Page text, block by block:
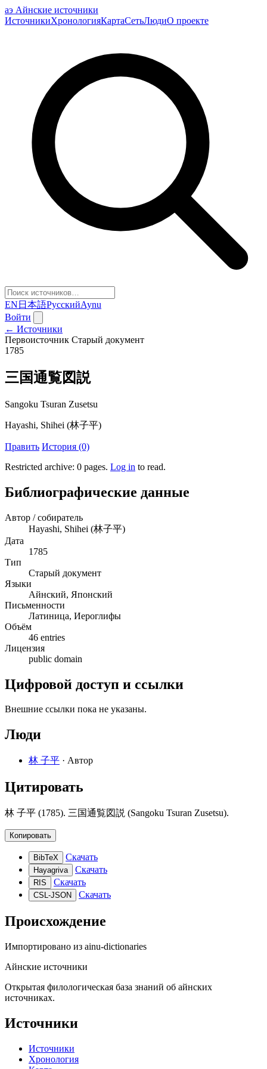
аэ Айнские источники
ИсточникиХронологияКартаСетьЛюдиО проекте
EN 日本語РусскийAynu
Войти
← Источники
Первоисточник Старый документ
1785
三国通覧図説
Sangoku Tsuran Zusetsu
Hayashi, Shihei (林子平)
Править История (0)
Restricted archive: 0 pages. Log in to read.
Библиографические данные
Автор / собиратель
Hayashi, Shihei (林子平)
Дата
1785
Тип
Старый документ
Языки
Айнский, Японский
Письменности
Латиница, Иероглифы
Объём
46 entries
Лицензия
public domain
Цифровой доступ и ссылки
Внешние ссылки пока не указаны.
Люди
林 子平 · Автор
Цитировать
林 子平 (1785). 三国通覧図説 (Sangoku Tsuran Zusetsu).
Копировать
BibTeX Скачать
Hayagriva Скачать
RIS Скачать
CSL-JSON Скачать
Происхождение
Импортировано из ainu-dictionaries
Айнские источники
Открытая филологическая база знаний об айнских
источниках.
Источники
Источники
Хронология